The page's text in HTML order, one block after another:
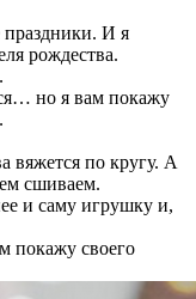
И я
рождества.
но я вам покажу
вяжется по кругу. А
сшиваем.
и саму игрушку и,
покажу своего